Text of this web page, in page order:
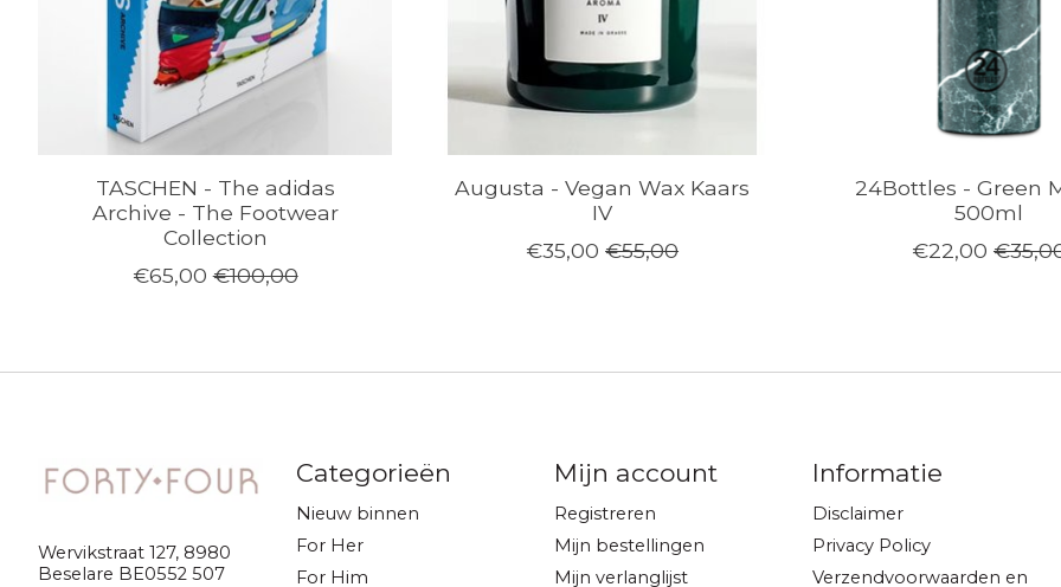
TASCHEN - The adidas
Archive - The Footwear
Collection
€65,00 €100,00
Augusta - Vegan Wax Kaars
IV
€35,00 €55,00
24Bottles - Green
500ml
€22,00
Wervikstraat 127, 8980
Beselare BE0552 507
Categorieën
Nieuw binnen
For Her
For Him
Mijn account
Registreren
Mijn bestellingen
Mijn verlanglijst
Informatie
Disclaimer
Privacy Policy
Verzendvoorwaarden en